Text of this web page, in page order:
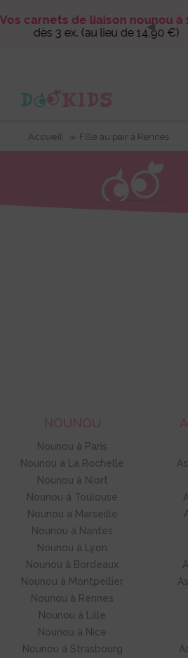
◀
Accueil » Fille au pair à Rennes
NOUNOU
Nounou à Paris
Nounou à La Rochelle
Nounou à Niort
Nounou à Toulouse
Nounou à Marseille
Nounou à Nantes
Nounou à Lyon
Nounou à Bordeaux
Nounou à Montpellier
Nounou à Rennes
Nounou à Lille
Nounou à Nice
Nounou à Strasbourg